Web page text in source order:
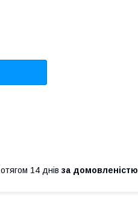
14 днів за домовленістю